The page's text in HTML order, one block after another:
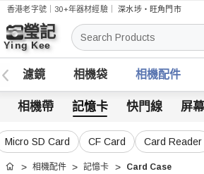
香港老字號｜30+年器材經驗｜深水埗・旺角門市
搜
索
濾鏡 相機袋 相機配件
相機帶 記憶卡 快門線 屏
Micro SD Card CF Card Card Reader
首頁 相機配件 記憶卡 Card Case